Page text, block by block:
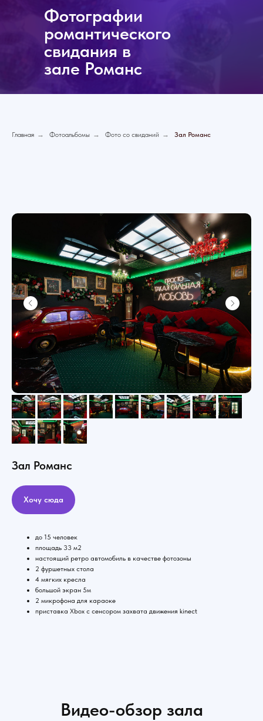
Фотографии
романтического
свидания в
зале Романс
Главная → Фотоальбомы → Фото со свиданий → Зал Романс
Зал Романс
Хочу сюда
до 15 человек
площадь 33 м2
настоящий ретро автомобиль в качестве фотозоны
⁠2 фуршетных стола
4 мягких кресла
⁠большой экран 5м
2 микрофона для караоке
приставка Xbox с сенсором захвата движения kinect
Видео-обзор зала